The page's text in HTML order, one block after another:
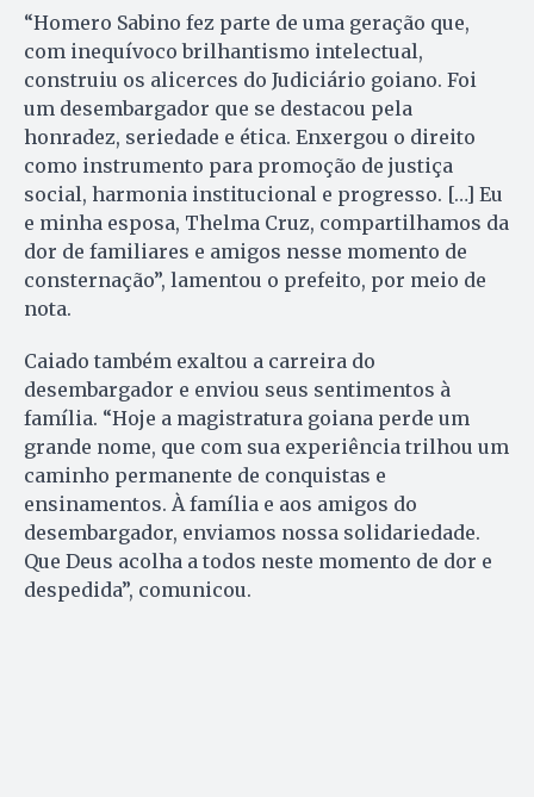
“Homero Sabino fez parte de uma geração que,
com inequívoco brilhantismo intelectual,
construiu os alicerces do Judiciário goiano. Foi
um desembargador que se destacou pela
honradez, seriedade e ética. Enxergou o direito
como instrumento para promoção de justiça
social, harmonia institucional e progresso. […] Eu
e minha esposa, Thelma Cruz, compartilhamos da
dor de familiares e amigos nesse momento de
consternação”, lamentou o prefeito, por meio de
nota.
Caiado também exaltou a carreira do
desembargador e enviou seus sentimentos à
família. “Hoje a magistratura goiana perde um
grande nome, que com sua experiência trilhou um
caminho permanente de conquistas e
ensinamentos. À família e aos amigos do
desembargador, enviamos nossa solidariedade.
Que Deus acolha a todos neste momento de dor e
despedida”, comunicou.